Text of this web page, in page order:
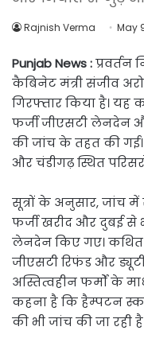
Rajnish Verma May
Punjab News :
कैबिनेट मंत्री संजीव
गिरफ्तार किया है। यह
फर्जी जीएसटी लेनदेन
की जांच के तहत की गई।
और चंडीगढ़ स्थित
सूत्रों के अनुसार, जांच
फर्जी खरीद और दुबई
लेनदेन किए गए। कथित
जीएसटी रिफंड और
अस्तित्वहीन फर्मों के
कहना है कि हैम्पटन
की भी जांच की जा रही